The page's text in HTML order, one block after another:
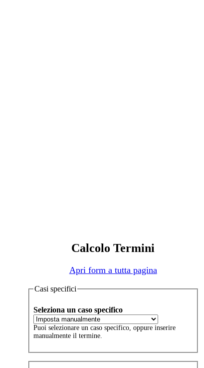
Calcolo Termini
Apri form a tutta pagina
Casi specifici
Seleziona un caso specifico
Puoi selezionare un caso specifico, oppure inserire
manualmente il termine.